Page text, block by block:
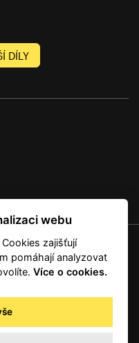
DÍLY
obsahu. |
a předplatitelé
a další účely
webu
zajišťují
pomáhají analyzovat
Více o cookies.